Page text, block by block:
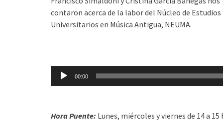
contaron acerca de la labor del Núcleo de Estudios
Universitarios en Música Antigua, NEUMA.
Reproductor
00:00
Hora Puente: Lunes, miércoles y viernes de 14 a 15